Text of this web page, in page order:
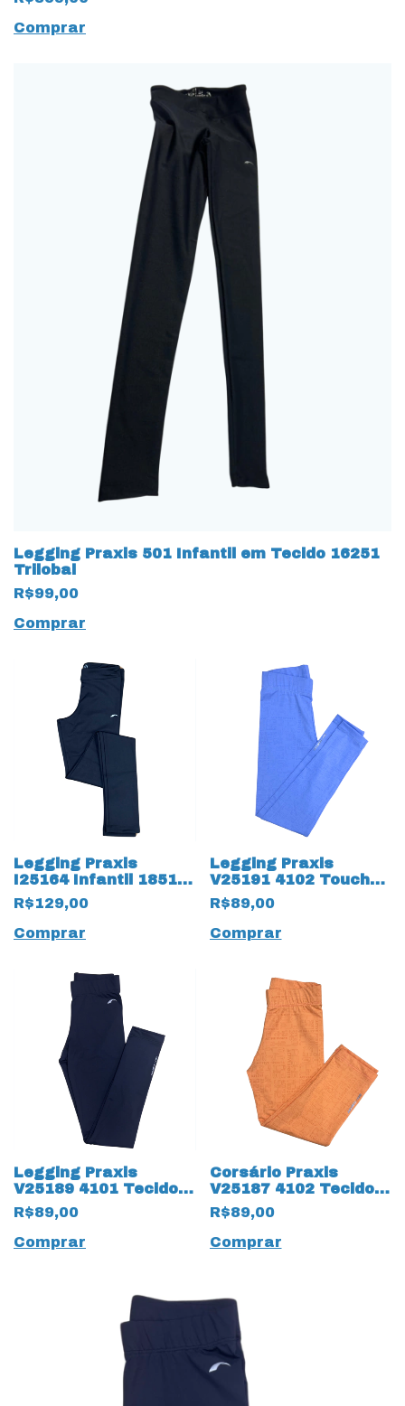
Comprar
Legging Praxis 501 Infantil em Tecido 16251
Trilobal
R$99,00
Comprar
Legging Praxis
I25164 Infantil 18519
Neo Fit
R$129,00
Comprar
Legging Praxis
V25191 4102 Touch
Digital 17621 Infantil
R$89,00
Comprar
Legging Praxis
V25189 4101 Tecido
Touch Infantil 17632
Preto
R$89,00
Comprar
Corsário Praxis
V25187 4102 Tecido
Touch Digital 17634
Infantil
R$89,00
Comprar